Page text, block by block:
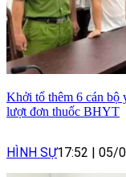
Khởi tố thêm 6 cán bộ
lượt đơn thuốc BHYT
HÌNH SỰ17:52 05/